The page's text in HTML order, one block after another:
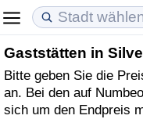
Gaststätten in
Bitte geben Sie die
an. Bei den auf
sich um den Endpreis
Immobilienpreise
Immobilienpreis-
Lebensqualität
Lebensqualität-Index